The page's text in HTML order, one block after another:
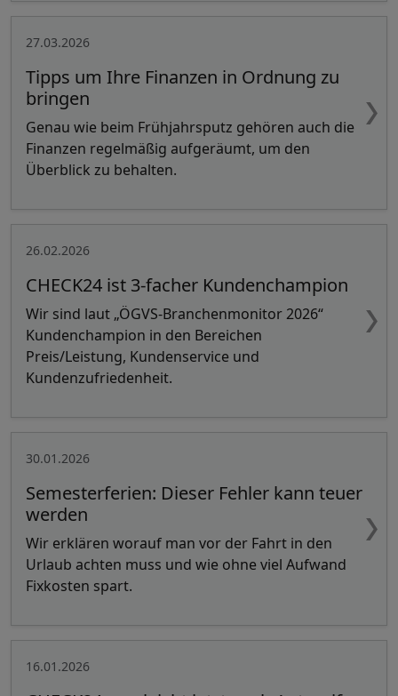
27.03.2026
Tipps um Ihre Finanzen in Ordnung zu
bringen
Genau wie beim Frühjahrsputz gehören auch die
Finanzen regelmäßig aufgeräumt, um den
Überblick zu behalten.
26.02.2026
CHECK24 ist 3-facher Kundenchampion
Wir sind laut „ÖGVS-Branchenmonitor 2026“
Kundenchampion in den Bereichen
Preis/Leistung, Kundenservice und
Kundenzufriedenheit.
30.01.2026
Semesterferien: Dieser Fehler kann teuer
werden
Wir erklären worauf man vor der Fahrt in den
Urlaub achten muss und wie ohne viel Aufwand
Fixkosten spart.
16.01.2026